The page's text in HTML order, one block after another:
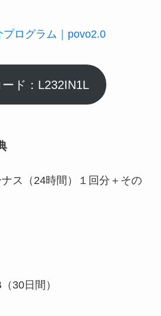
ログラム｜povo2.0
ド：L232IN1L
ス（24時間）１回分＋その
30日間）